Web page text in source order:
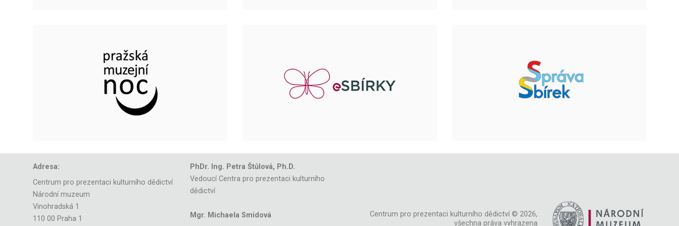
Adresa:
Centrum pro prezentaci kulturního dědictví
Národní muzeum
Vinohradská 1
110 00 Praha 1
PhDr. Ing. Petra Štůlová, Ph.D.
Vedoucí Centra pro prezentaci kulturního
dědictví
Mgr. Michaela Smidová
Centrum pro prezentaci kulturního dědictví © 2026,
všechna práva vyhrazena